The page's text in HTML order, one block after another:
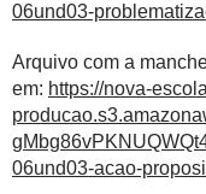
06und03-
Arquivo com a
em: https://nova-
06und03-acao-